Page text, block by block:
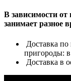
В зависимости
занимает разное
Доставка по
пригороды:
Доставка в